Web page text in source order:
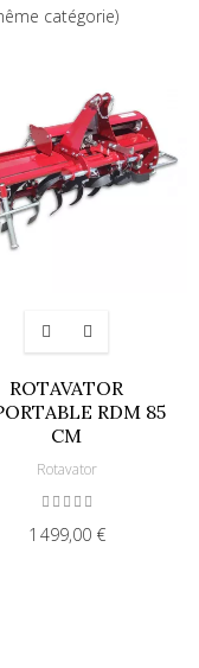
catégorie)
ROTAVATOR
RDM 85
CM
Rotavator
1 499,00 €